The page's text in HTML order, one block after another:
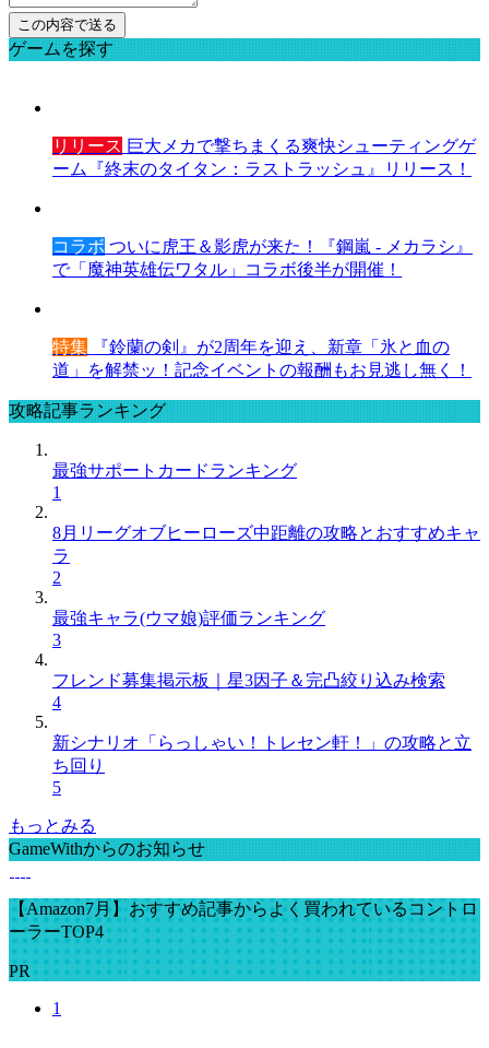
ゲームを探す
リリース 巨大メカで撃ちまくる爽快シューティングゲ
ーム『終末のタイタン：ラストラッシュ』リリース！
コラボ ついに虎王＆影虎が来た！『鋼嵐 - メカラシ』
で「魔神英雄伝ワタル」コラボ後半が開催！
特集 『鈴蘭の剣』が2周年を迎え、新章「氷と血の
道」を解禁ッ！記念イベントの報酬もお見逃し無く！
攻略記事ランキング
最強サポートカードランキング
1
8月リーグオブヒーローズ中距離の攻略とおすすめキャ
ラ
2
最強キャラ(ウマ娘)評価ランキング
3
フレンド募集掲示板｜星3因子＆完凸絞り込み検索
4
新シナリオ「らっしゃい！トレセン軒！」の攻略と立
ち回り
5
もっとみる
GameWithからのお知らせ
【Amazon7月】おすすめ記事からよく買われているコントロ
ーラーTOP4
PR
1